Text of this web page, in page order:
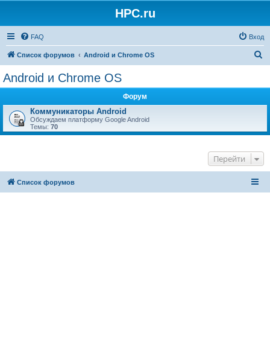
HPC.ru
FAQ Вход
Список форумов Android и Chrome OS
Android и Chrome OS
Форум
Коммуникаторы Android
Обсуждаем платформу Google Android
Темы: 70
Перейти
Список форумов